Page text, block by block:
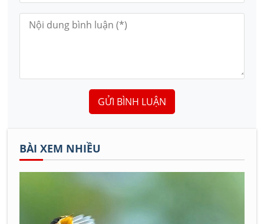
GỬI BÌNH LUẬN
BÀI XEM NHIỀU